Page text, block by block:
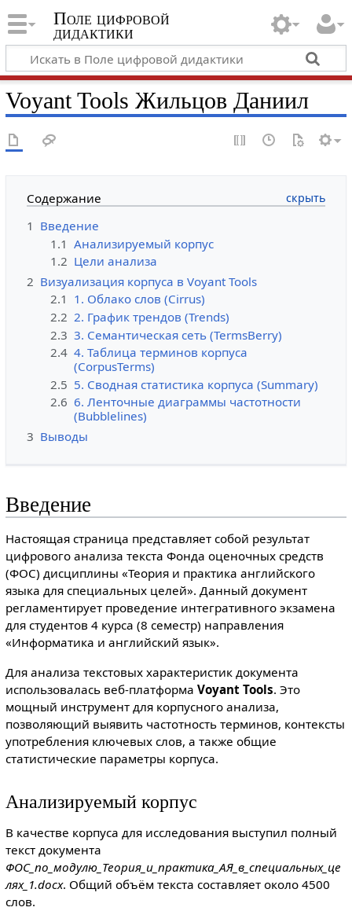
Поле цифровой
дидактики
Voyant Tools Жильцов Даниил
Содержание
1 Введение
1.1 Анализируемый корпус
1.2 Цели анализа
2 Визуализация корпуса в Voyant Tools
2.1 1. Облако слов (Cirrus)
2.2 2. График трендов (Trends)
2.3 3. Семантическая сеть (TermsBerry)
2.4 4. Таблица терминов корпуса
(CorpusTerms)
2.5 5. Сводная статистика корпуса (Summary)
2.6 6. Ленточные диаграммы частотности
(Bubblelines)
3 Выводы
Введение
Настоящая страница представляет собой результат
цифрового анализа текста Фонда оценочных средств
(ФОС) дисциплины «Теория и практика английского
языка для специальных целей». Данный документ
регламентирует проведение интегративного экзамена
для студентов 4 курса (8 семестр) направления
«Информатика и английский язык».
Для анализа текстовых характеристик документа
использовалась веб-платформа Voyant Tools. Это
мощный инструмент для корпусного анализа,
позволяющий выявить частотность терминов, контексты
употребления ключевых слов, а также общие
статистические параметры корпуса.
Анализируемый корпус
В качестве корпуса для исследования выступил полный
текст документа
ФОС_по_модулю_Теория_и_практика_АЯ_в_специальных_це
лях_1.docx. Общий объём текста составляет около 4500
слов.